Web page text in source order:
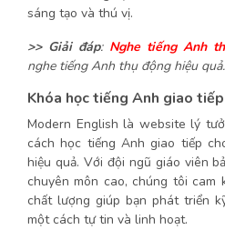
sáng tạo và thú vị.
>> Giải đáp: Nghe tiếng Anh
nghe tiếng Anh thụ động hiệu quả.
Khóa học tiếng Anh giao
Modern English là website lý
cách học tiếng Anh giao tiếp
hiệu quả. Với đội ngũ giáo viên
chuyên môn cao, chúng tôi cam
chất lượng giúp bạn phát triển
một cách tự tin và linh hoạt.